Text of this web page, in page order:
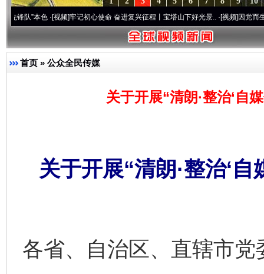
·[视频]牢记初心使命 奋进复兴征程丨宝塔山下好光景..·[视频]因党而生 为党而战
首页 » 公众全民传媒
关于开展“清朗·整治‘自
关于开展“清朗·整治‘
各省、自治区、直辖市